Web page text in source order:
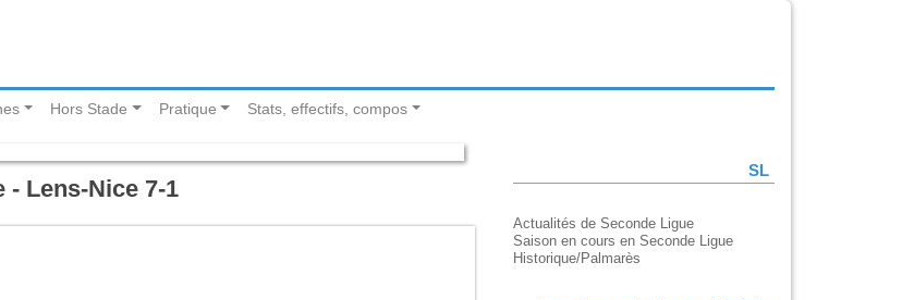
Hors Stade Pratique Stats, effectifs, compos
- Lens-Nice 7-1
SL
Actualités de Seconde Ligue
Saison en cours en Seconde Ligue
Historique/Palmarès